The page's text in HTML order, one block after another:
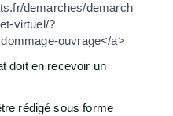
demarches/demarch
virtuel/?
ouvrage</a>
doit en recevoir un
rédigé sous forme